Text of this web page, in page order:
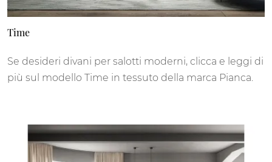
Time
Se desideri divani per salotti moderni, clicca e leggi di
più sul modello Time in tessuto della marca Pianca.